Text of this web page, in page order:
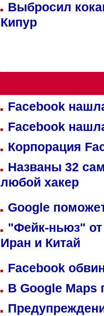
Выбросил
Кипур
Facebook
Facebook
Корпорация
Названы 32
любой хакер
Google
"Фейк-ньюз" от
Иран и Китай
Facebook
В Google Maps